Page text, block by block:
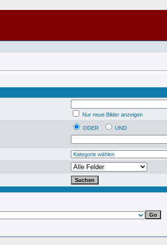
Nur neue Bilder anzeigen
ODER
UND